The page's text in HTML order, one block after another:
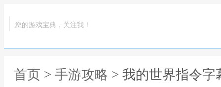
您的游戏宝典，关注我！
首页 > 手游攻略 > 我的世界指令